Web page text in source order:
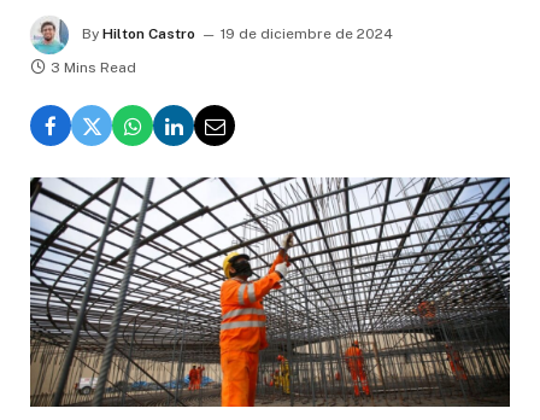
By Hilton Castro
19 de diciembre de 2024
3 Mins Read